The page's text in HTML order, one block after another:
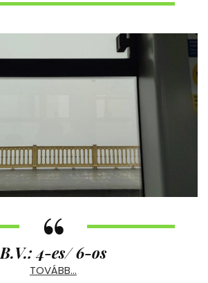
B.V.: 4-es/ 6-os
TOVÁBB…